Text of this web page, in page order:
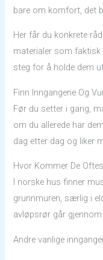
bare om komfort, det
Her får du konkrete
materialer som
steg for å holde dem
Finn Inngangene Og
Før du setter i gang,
om du allerede har
dag etter dag og liker
Hvor Kommer De
I norske hus finner
grunnmuren, særlig i
avløpsrør går gjennom
Andre vanlige